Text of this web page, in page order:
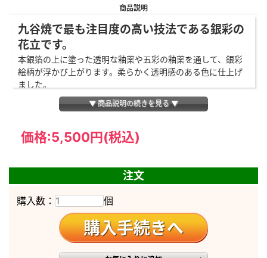
商品説明
九谷焼で最も注目度の高い技法である銀彩の
花立です。
本銀箔の上に塗った透明な釉薬や五彩の釉薬を通して、銀彩
絵柄が浮かび上がります。柔らかく透明感のある色に仕上げ
ました。
花立とは
立・火立・香炉の3つを三具足と言い、重要な仏具の一つで
す。
サイズ 高さ10.8×幅5.5cm
る花を立てるものです。
お花はお供えすることで、供養する
人の心を優しく包み込みます。
※実際の商品と色味が若干異なって
▼ 商品説明の続きを見る ▼
価格:5,500円 (税込)
注文
購入数： 個